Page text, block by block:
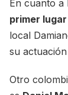
En cuanto a
primer lugar
local
su
Otro